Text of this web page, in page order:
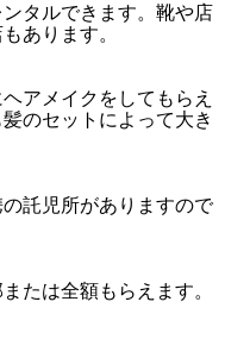
タルできます。靴や店
あります。
アメイクをしてもらえ
のセットによって大き
託児所がありますので
たは全額もらえます。